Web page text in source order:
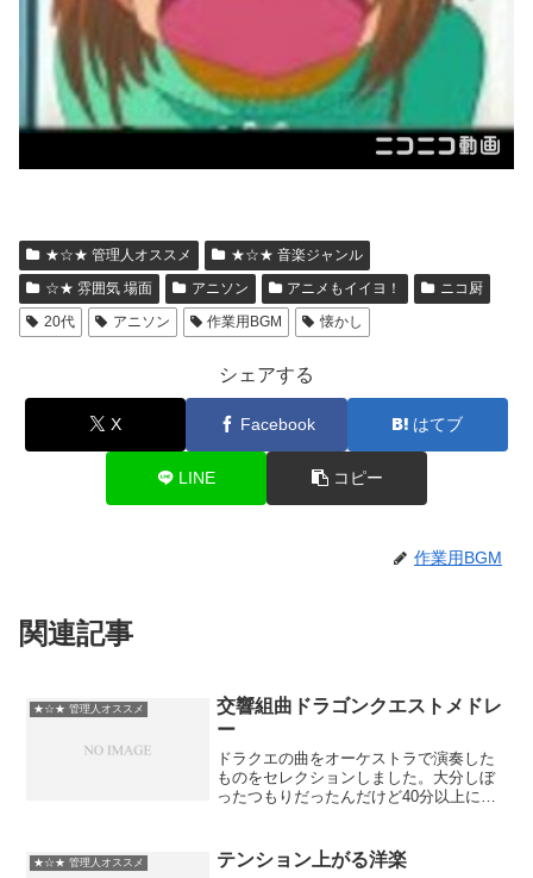
★☆★ 管理人オススメ
★☆★ 音楽ジャンル
☆★ 雰囲気 場面
アニソン アニメもイイヨ！
ニコ厨
20代
アニソン 作業用BGM 懐かし
シェアする
X Facebook はてブ
LINE コピー
作業用BGM
関連記事
★☆★ 管理人オススメ
交響組曲ドラゴンクエストメドレ
ー
ドラクエの曲をオーケストラで演奏した
ものをセレクションしました。大分しぼ
ったつもりだったんだけど40分以上にな
ゴンクエストメドレー
★☆★ 管理人オススメ テンション上がる洋楽